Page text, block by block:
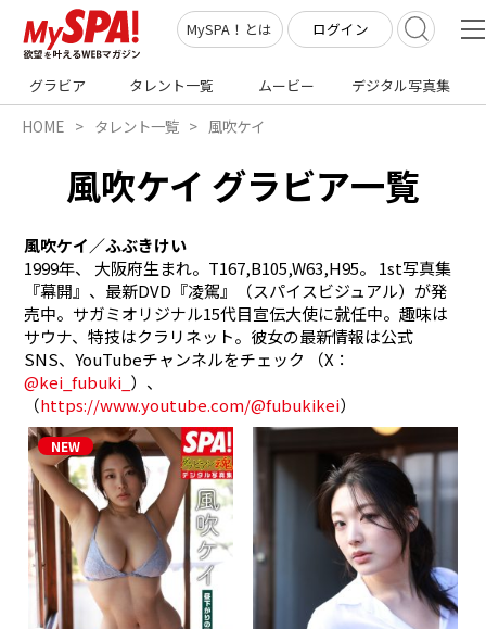
MySPA！とは ログイン
グラビア タレント一覧 ムービー デジタル写真集
HOME タレント一覧 風吹ケイ
風吹ケイ グラビア一覧
風吹ケイ／ふぶきけい
1999年、 大阪府生まれ。T167,B105,W63,H95。 1st写真集
『幕開』、最新DVD『凌駕』（スパイスビジュアル）が発
売中。サガミオリジナル15代目宣伝大使に就任中。趣味は
サウナ、特技はクラリネット。彼女の最新情報は公式
SNS、YouTubeチャンネルをチェック （X：
@kei_fubuki_ ）、
（https://www.youtube.com/@fubukikei）